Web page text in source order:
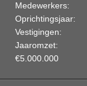
Medewerkers:
Oprichtingsjaar:
Vestigingen:
Jaaromzet:
€5.000.000